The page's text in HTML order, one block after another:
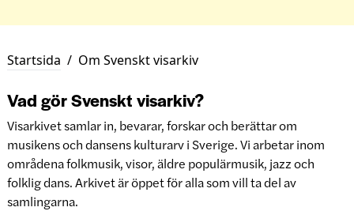
Startsida / Om Svenskt visarkiv
Vad gör Svenskt visarkiv?
Visarkivet samlar in, bevarar, forskar och berättar om
musikens och dansens kulturarv i Sverige. Vi arbetar inom
områdena folkmusik, visor, äldre populärmusik, jazz och
folklig dans. Arkivet är öppet för alla som vill ta del av
samlingarna.